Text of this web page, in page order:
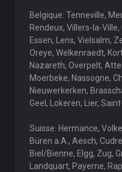
Belgique: Tenneville,
Rendeux, Villers-la-
Essen, Lens, Vielsalm,
Oreye, Welkenraedt,
Nazareth, Overpelt,
Moerbeke, Nassogne,
Nieuwerkerken,
Geel, Lokeren, Lier,
Suisse: Hermance,
Büren a.A., Aesch,
Biel/Bienne, Elgg, Zug,
Landquart, Payerne,